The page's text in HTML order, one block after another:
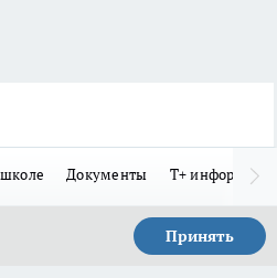
Документы Т+
Принять